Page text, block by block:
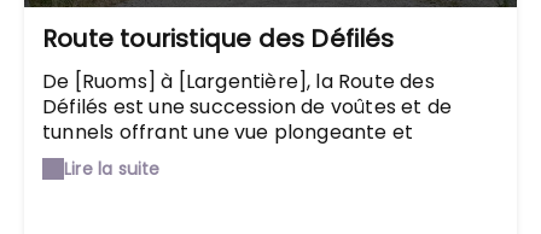
Route touristique des Défilés
De [Ruoms] à [Largentière], la Route des
Défilés est une succession de voûtes et de
tunnels offrant une vue plongeante et
impressionnante sur les [gorges]. Sur la route,
[Balazuc], classé parmi les plus beaux villages
Lire la suite